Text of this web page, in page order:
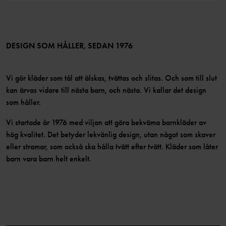
Bli medlem
DESIGN SOM HÅLLER, SEDAN 1976
Vi gör kläder som tål att älskas, tvättas och slitas. Och som till slut
kan ärvas vidare till nästa barn, och nästa. Vi kallar det design
som håller.
Vi startade år 1976 med viljan att göra bekväma barnkläder av
hög kvalitet. Det betyder lekvänlig design, utan något som skaver
eller stramar, som också ska hålla tvätt efter tvätt. Kläder som låter
barn vara barn helt enkelt.